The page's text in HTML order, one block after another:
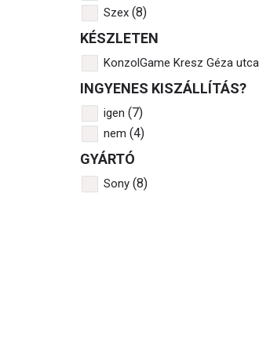
Szex (8)
KÉSZLETEN
KonzolGame Kresz Géza utca
INGYENES KISZÁLLÍTÁS?
igen (7)
nem (4)
GYÁRTÓ
Sony (8)